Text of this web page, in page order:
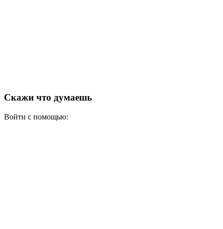
Скажи что думаешь
Войти с помощью: